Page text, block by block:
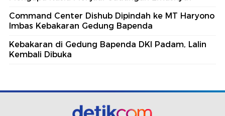
Command Center Dishub Dipindah ke MT Haryono
Imbas Kebakaran Gedung Bapenda
Kebakaran di Gedung Bapenda DKI Padam, Lalin
Kembali Dibuka